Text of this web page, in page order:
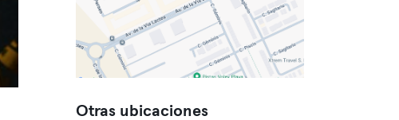
Otras ubicaciones